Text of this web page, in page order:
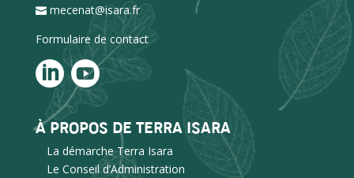
mecenat@isara.fr
Formulaire de contact
À PROPOS DE TERRA ISARA
La démarche Terra Isara
Le Conseil d’Administration